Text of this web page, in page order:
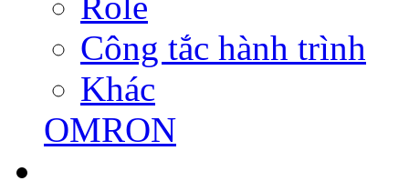
Công tắc hành trình
Khác
OMRON